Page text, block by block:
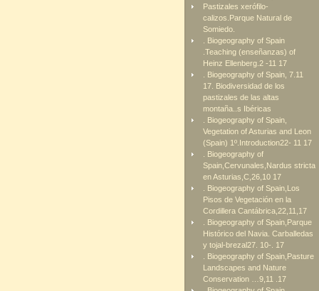
Pastizales xerófilo-
calizos.Parque Natural de
Somiedo.
. Biogeography of Spain
.Teaching (enseñanzas) of
Heinz Ellenberg.2 -11 17
. Biogeography of Spain, 7.11
17. Biodiversidad de los
pastizales de las altas
montaña..s Ibéricas
. Biogeography of Spain,
Vegetation of Asturias and Leon
(Spain) 1º.Introduction22- 11 17
. Biogeography of
Spain,Cervunales,Nardus stricta
en Asturias,C,26,10 17
. Biogeography of Spain,Los
Pisos de Vegetación en la
Cordillera Cantábrica,22,11,17
. Biogeography of Spain,Parque
Histórico del Navia. Carballedas
y tojal-brezal27. 10-. 17
. Biogeography of Spain,Pasture
Landscapes and Nature
Conservation …9,11 .17